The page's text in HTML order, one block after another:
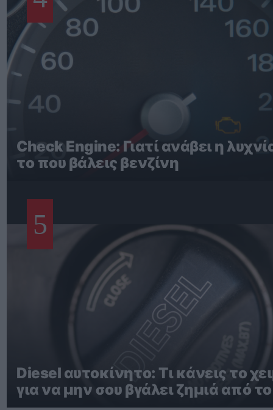
Check Engine: Γιατί ανάβει η
το που βάλεις βενζίνη
5
Diesel αυτοκίνητο: Τι κάνεις το
για να μην σου βγάλει ζημιά από